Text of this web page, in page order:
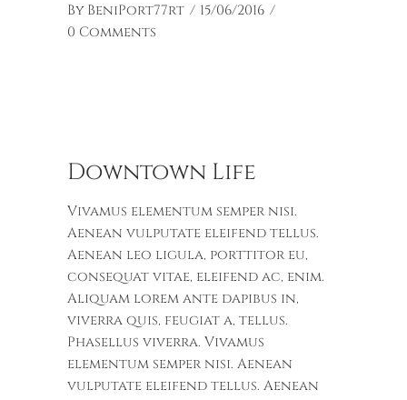
ByBeniPort77rt
15/06/2016
0 Comments
Downtown Life
Vivamus elementum semper nisi.
Aenean vulputate eleifend tellus.
Aenean leo ligula, porttitor eu,
consequat vitae, eleifend ac, enim.
Aliquam lorem ante dapibus in,
viverra quis, feugiat a, tellus.
Phasellus viverra. Vivamus
elementum semper nisi. Aenean
vulputate eleifend tellus. Aenean